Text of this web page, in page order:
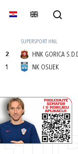
2
1
SUPERSPORT HNL
HNK GORICA
NK OSIJEK